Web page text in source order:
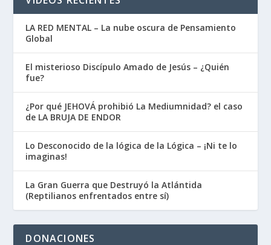
LA RED MENTAL – La nube oscura de Pensamiento
Global
El misterioso Discípulo Amado de Jesús – ¿Quién
fue?
¿Por qué JEHOVÁ prohibió La Mediumnidad? el caso
de LA BRUJA DE ENDOR
Lo Desconocido de la lógica de la Lógica – ¡Ni te lo
imaginas!
La Gran Guerra que Destruyó la Atlántida
(Reptilianos enfrentados entre sí)
DONACIONES